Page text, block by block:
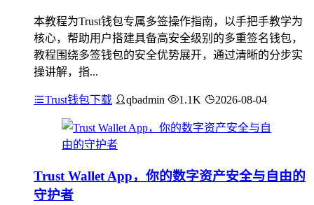
本教程为Trust钱包专属多签操作指南，以手把手教学为
核心，帮助用户搭建具备高安全级别的多重签名钱包，
教程围绕多签钱包的安全优势展开，通过清晰的分步实
操讲解，指...
Trust钱包下载 qbadmin 1.1K 2026-08-04
Trust Wallet App，你的数字资产安全与自由的
守护者